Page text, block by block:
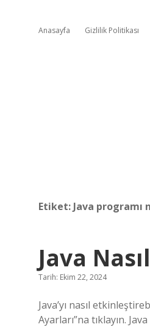
Anasayfa Gizlilik Politikası
Etiket: Java programı
Java
Tarih: Ekim 22, 2024
Java’yı nasıl
Ayarları”na tıklayın.